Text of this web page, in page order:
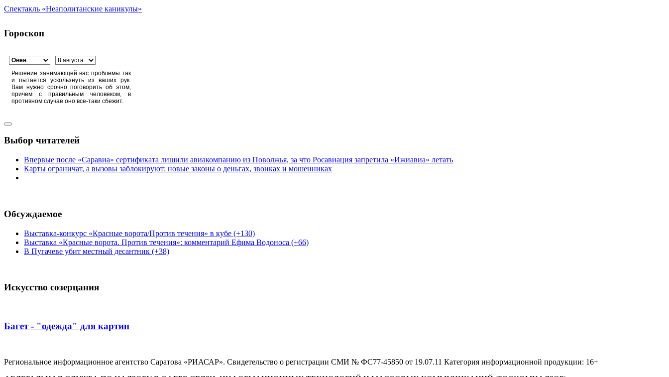
Спектакль «Неаполитанские каникулы»
Гороскоп
Решение занимающей вас проблемы так
и пытается ускользнуть из ваших рук.
Вам нужно срочно поговорить об этом,
причем с правильным человеком, в
противном случае оно все-таки сбежит.
Выбор читателей
Впервые после «Саравиа» сертификата лишили авиакомпанию из Поволжья, за что Росавиация запретила «Ижиавиа» летать
Карты ограничат, а вызовы заблокируют: новые законы о деньгах, звонках и мошенниках
Обсуждаемое
Выставка-конкурс «Красные ворота/Против течения» в кубе (+130)
Выставка «Красные ворота. Против течения»: комментарий Ефима Водоноса (+66)
В Пугачеве убит местный десантник (+38)
Искусство созерцания
Багет - "одежда" для картин
Региональное информационное агентство Саратова «РИАСАР». Свидетельство о регистрации СМИ № ФС77-45850 от 19.07.11 Категория информационной продукции: 16+